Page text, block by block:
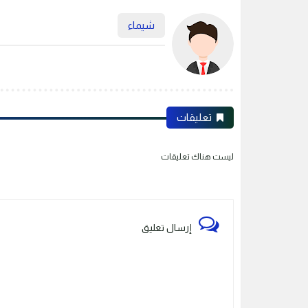
شيماء
تعليقات
ليست هناك تعليقات
إرسال تعليق